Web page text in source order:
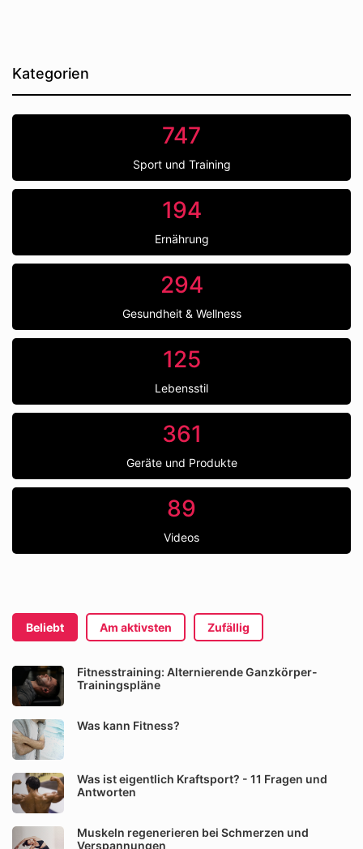
Kategorien
747
Sport und Training
194
Ernährung
294
Gesundheit & Wellness
125
Lebensstil
361
Geräte und Produkte
89
Videos
Beliebt Am aktivsten Zufällig
Fitnesstraining: Alternierende Ganzkörper-
Trainingspläne
Was kann Fitness?
Was ist eigentlich Kraftsport? - 11 Fragen und
Antworten
Muskeln regenerieren bei Schmerzen und
Verspannungen